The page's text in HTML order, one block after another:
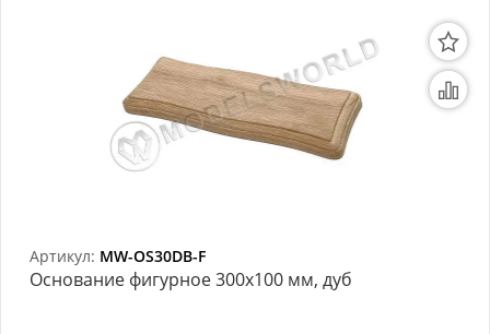
Артикул: MW-OS30DB-F
Основание фигурное 300х100 мм, дуб